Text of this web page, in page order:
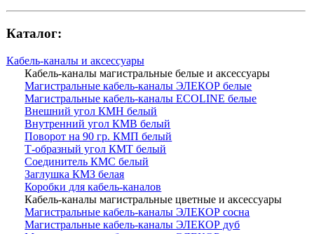
Каталог:
Кабель-каналы и аксессуары
Кабель-каналы магистральные белые и аксессуары
Магистральные кабель-каналы ЭЛЕКОР белые
Магистральные кабель-каналы ECOLINE белые
Внешний угол КМН белый
Внутренний угол КМВ белый
Поворот на 90 гр. КМП белый
Т-образный угол КМТ белый
Соединитель КМС белый
Заглушка КМЗ белая
Коробки для кабель-каналов
Кабель-каналы магистральные цветные и аксессуары
Магистральные кабель-каналы ЭЛЕКОР сосна
Магистральные кабель-каналы ЭЛЕКОР дуб